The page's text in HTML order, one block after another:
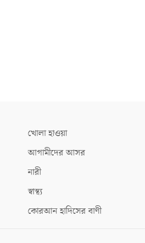
খোলা হাওয়া
আগামীদের আসর
নারী
স্বাস্থ্য
কোরআন হাদিসের বাণী